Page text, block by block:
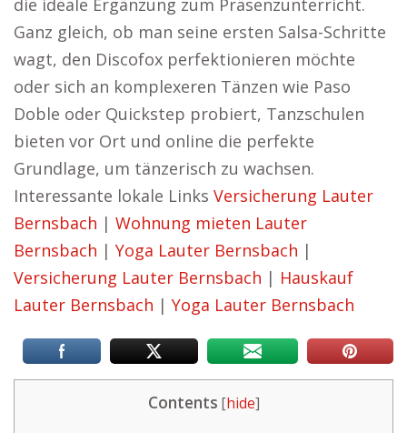
die ideale Ergänzung zum Präsenzunterricht.
Ganz gleich, ob man seine ersten Salsa-Schritte
wagt, den Discofox perfektionieren möchte
oder sich an komplexeren Tänzen wie Paso
Doble oder Quickstep probiert, Tanzschulen
bieten vor Ort und online die perfekte
Grundlage, um tänzerisch zu wachsen.
Interessante lokale Links Versicherung Lauter
Bernsbach | Wohnung mieten Lauter
Bernsbach | Yoga Lauter Bernsbach |
Versicherung Lauter Bernsbach | Hauskauf
Lauter Bernsbach | Yoga Lauter Bernsbach
Contents [hide]